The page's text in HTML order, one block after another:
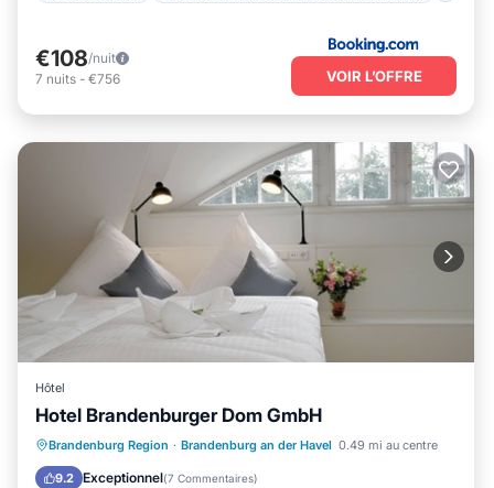
€108/nuit
7 nuits - €756 VOIR L’OFFRE
Hôtel
Hotel Brandenburger Dom GmbH
Brandenburg Region · Brandenburg an der Havel 0.49 mi au centre
9.2 Exceptionnel(7 Commentaires)
Petit-déjeuner
Balcon/Terrasse
Internet
Adapté aux enfants